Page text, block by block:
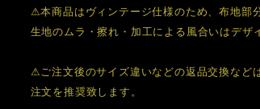
⚠本商品はヴィンテージ仕様のため、布地部
生地のムラ・擦れ・加工による風合いはデザ
⚠︎ご注文後のサイズ違いなどの返品交換など
注文を推奨致します。